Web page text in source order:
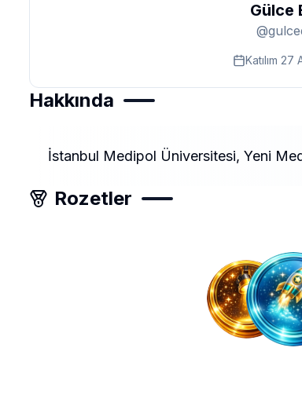
Gülce
@
Katılım 27
Hakkında
İstanbul Medipol Üniversitesi, Yeni
Rozetler